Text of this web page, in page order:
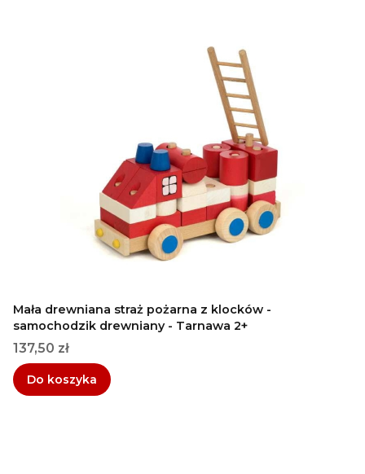
Mała drewniana straż pożarna z klocków -
samochodzik drewniany - Tarnawa 2+
Cena
137,50 zł
Do koszyka